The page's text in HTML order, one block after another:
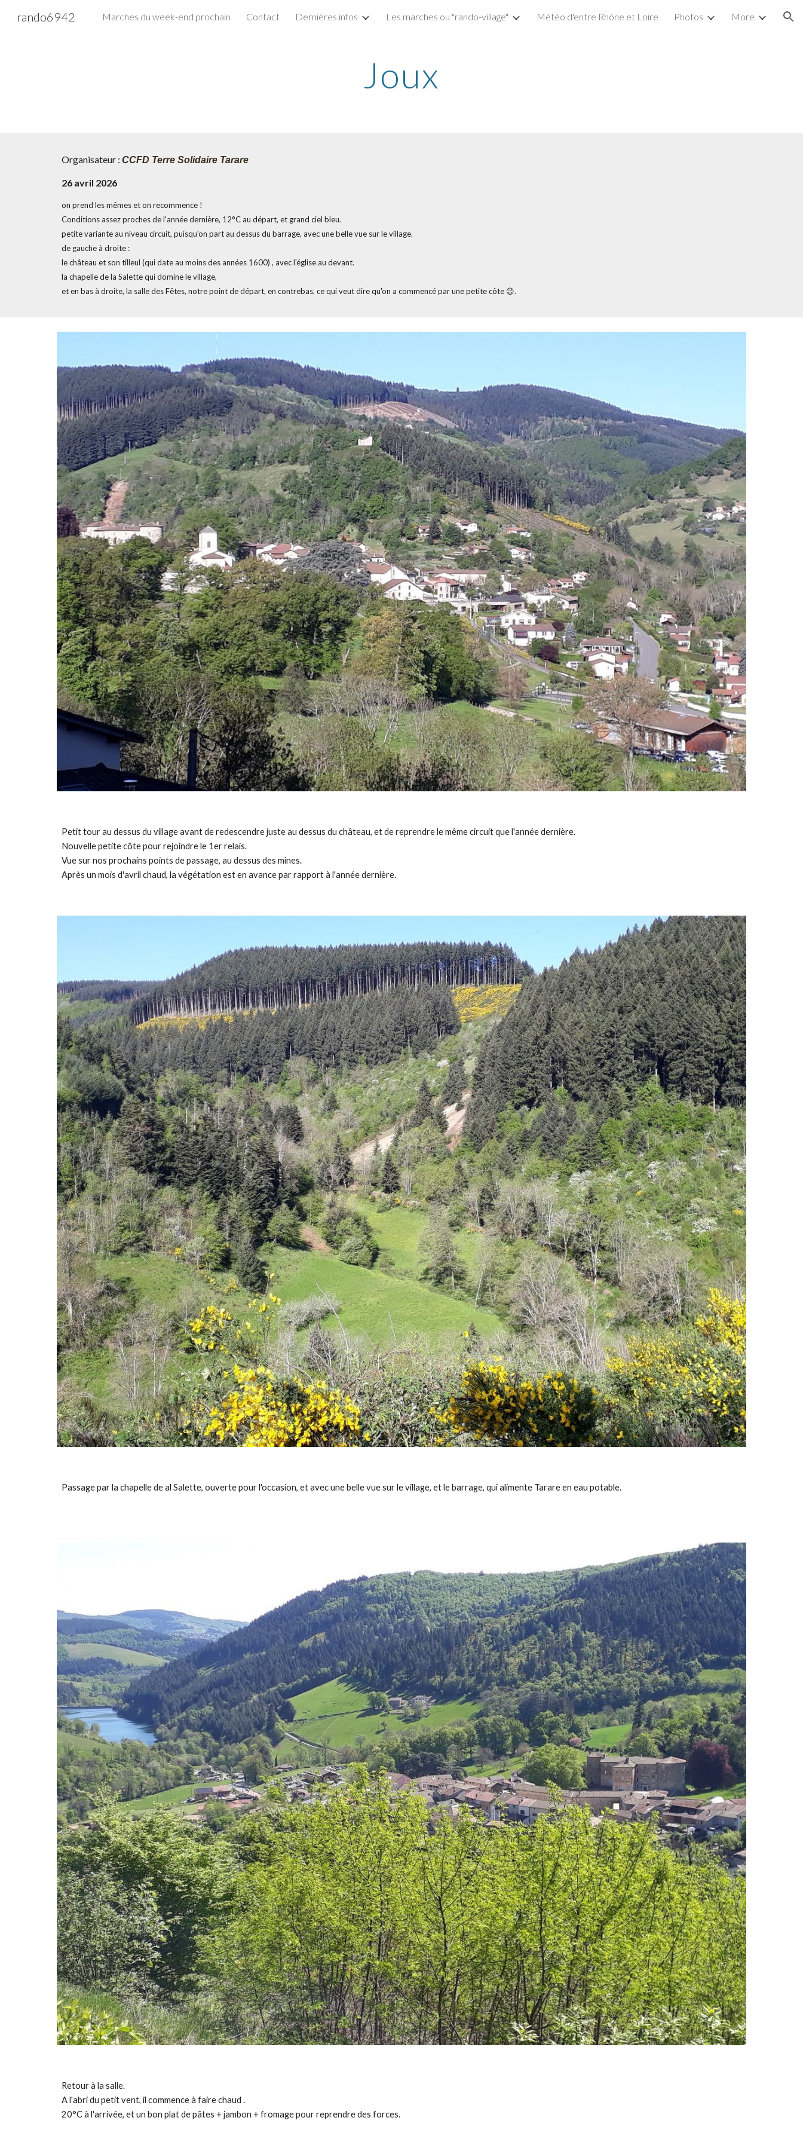
Skip to main content Skip to navigation
rando6942 Marches du week-end prochain Contact Dernières infos Les marches ou "rando-village" Météo d'entre Rhône et Loire Photos More
Joux
Organisateur : CCFD Terre Solidaire Tarare
26 avril 2026
on prend les mêmes et on recommence !
Conditions assez proches de l'année dernière, 12°C au départ, et grand ciel bleu.
petite variante au niveau circuit, puisqu'on part au dessus du barrage, avec une belle vue sur le village.
de gauche à droite :
le château et son tilleul (qui date au moins des années 1600) , avec l'église au devant.
la chapelle de la Salette qui domine le village,
et en bas à droite, la salle des Fêtes, notre point de départ, en contrebas, ce qui veut dire qu'on a commencé par une petite côte 😉.
Petit tour au dessus du village avant de redescendre juste au dessus du château, et de reprendre le même circuit que l'année dernière.
Nouvelle petite côte pour rejoindre le 1er relais.
Vue sur nos prochains points de passage, au dessus des mines.
Après un mois d'avril chaud, la végétation est en avance par rapport à l'année dernière.
Passage par la chapelle de al Salette, ouverte pour l'occasion, et avec une belle vue sur le village, et le barrage, qui alimente Tarare en eau potable.
Retour à la salle.
A l'abri du petit vent, il commence à faire chaud .
20°C à l'arrivée, et un bon plat de pâtes + jambon + fromage pour reprendre des forces.